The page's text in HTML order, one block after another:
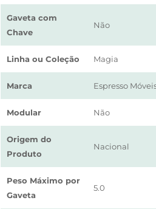
Gaveta com
Chave
Não
Linha ou Coleção Magia
Marca Espresso
Modular Não
Origem do
Produto
Nacional
Peso Máximo por
Gaveta
5.0